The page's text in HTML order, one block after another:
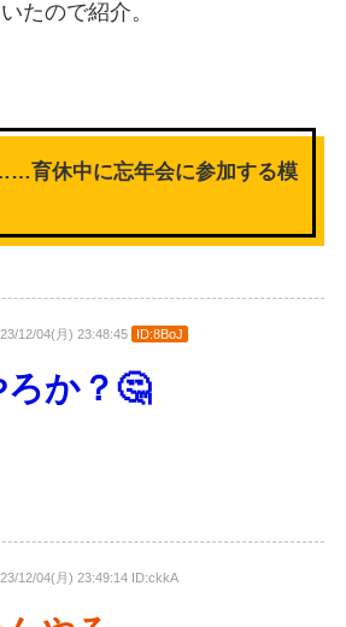
たので紹介。
育休中に忘年会に参加する模
12/04(月) 23:48:45 ID:8BoJ
か？🤔
12/04(月) 23:49:14 ID:ckkA